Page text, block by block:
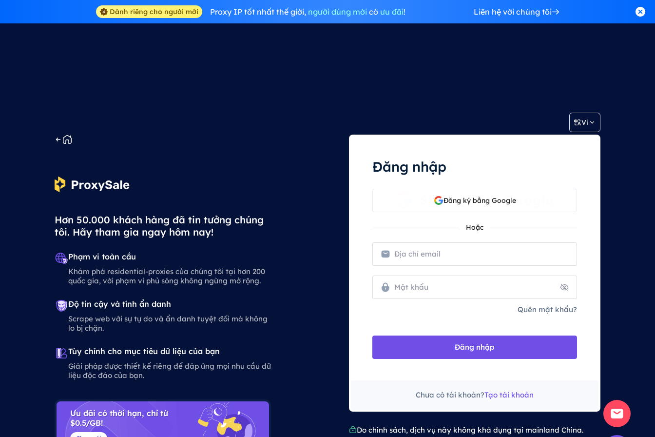
Dành riêng cho người mới Proxy IP tốt nhất thế giới, người dùng mớicó ưu đãi! Liên hệ với chúng tôi
Hơn 50.000 khách hàng đã tin tưởng chúng
tôi. Hãy tham gia ngay hôm nay!
Phạm vi toàn cầu
Khám phá residential-proxies của chúng tôi tại hơn 200
quốc gia, với phạm vi phủ sóng không ngừng mở rộng.
Độ tin cậy và tính ẩn danh
Scrape web với sự tự do và ẩn danh tuyệt đối mà không
lo bị chặn.
Tùy chỉnh cho mục tiêu dữ liệu của bạn
Giải pháp được thiết kế riêng để đáp ứng mọi nhu cầu dữ
liệu độc đáo của bạn.
Ưu đãi có thời hạn, chỉ từ
$0.5/GB!
Vi
Đăng nhập
Đăng ký bằng Google
Hoặc
Quên mật khẩu?
Đăng nhập
Chưa có tài khoản?Tạo tài khoản
Do chính sách, dịch vụ này không khả dụng tại mainland China.